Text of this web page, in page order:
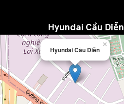
Hyundai Cầu Diễn
Hyundai Cầu Diễn
×